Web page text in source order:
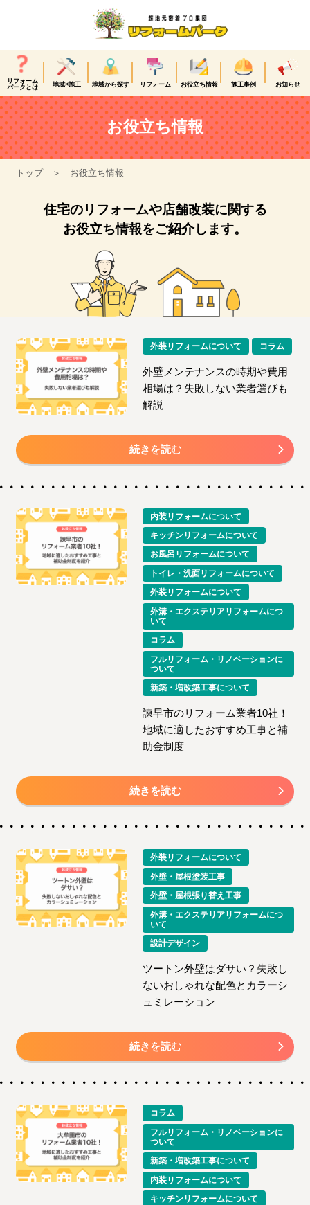
リフォーム
パークとは
地域×施工 地域から探す リフォーム お役立ち情報 施工事例 お知らせ
お役立ち情報
トップ お役立ち情報
住宅のリフォームや店舗改装に関する
お役立ち情報をご紹介します。
外装リフォームについて コラム
外壁メンテナンスの時期や費用
相場は？失敗しない業者選びも
解説
続きを読む
内装リフォームについて
キッチンリフォームについて
お風呂リフォームについて
トイレ・洗面リフォームについて
外装リフォームについて
外溝・エクステリアリフォームにつ
いて
コラム
フルリフォーム・リノベーションに
ついて
新築・増改築工事について
諫早市のリフォーム業者10社！
地域に適したおすすめ工事と補
助金制度
続きを読む
外装リフォームについて
外壁・屋根塗装工事
外壁・屋根張り替え工事
外溝・エクステリアリフォームにつ
いて
設計デザイン
ツートン外壁はダサい？失敗し
ないおしゃれな配色とカラーシ
ュミレーション
続きを読む
コラム
フルリフォーム・リノベーションに
ついて
新築・増改築工事について
内装リフォームについて
キッチンリフォームについて